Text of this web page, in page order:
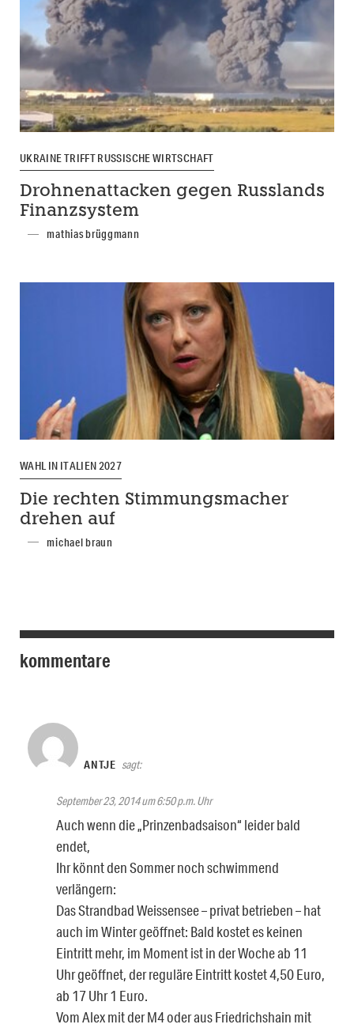
UKRAINE TRIFFT RUSSISCHE WIRTSCHAFT
Drohnenattacken gegen Russlands
Finanzsystem
mathias brüggmann
WAHL IN ITALIEN 2027
Die rechten Stimmungsmacher
drehen auf
michael braun
kommentare
ANTJE sagt:
September 23, 2014 um 6:50 p.m. Uhr
Auch wenn die „Prinzenbadsaison“ leider bald
endet,
Ihr könnt den Sommer noch schwimmend
verlängern:
Das Strandbad Weissensee – privat betrieben – hat
auch im Winter geöffnet: Bald kostet es keinen
Eintritt mehr, im Moment ist in der Woche ab 11
Uhr geöffnet, der reguläre Eintritt kostet 4,50 Euro,
ab 17 Uhr 1 Euro.
Vom Alex mit der M4 oder aus Friedrichshain mit